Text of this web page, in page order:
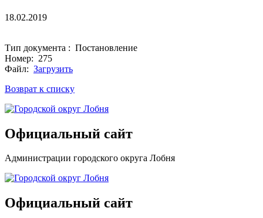
18.02.2019
Тип документа : Постановление
Номер: 275
Файл: Загрузить
Возврат к списку
Официальный сайт
Администрации городского округа Лобня
Официальный сайт